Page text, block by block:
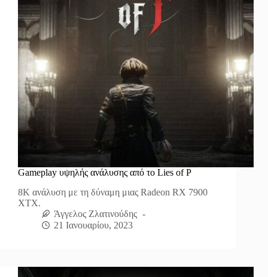
Gameplay υψηλής ανάλυσης από το Lies of P
8Κ ανάλυση με τη δύναμη μιας Radeon RX 7900
XTX.
Άγγελος Ζλατινούδης
21 Ιανουαρίου, 2023